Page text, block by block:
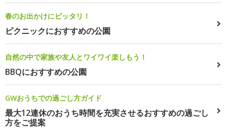
春のお出かけにピッタリ！
ピクニックにおすすめの公園
自然の中で家族や友人とワイワイ楽しもう！
BBQにおすすめの公園
GWおうちでの過ごし方ガイド
最大12連休のおうち時間を充実させるおすすめの過ごし
方をご提案